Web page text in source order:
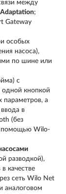
между
;
Gateway
особых
насоса),
по шине или
с
одной кнопкой
параметров, а
в
(без
помощью Wilo-
разводкой),
качестве
сеть Wilo Net
аналоговом